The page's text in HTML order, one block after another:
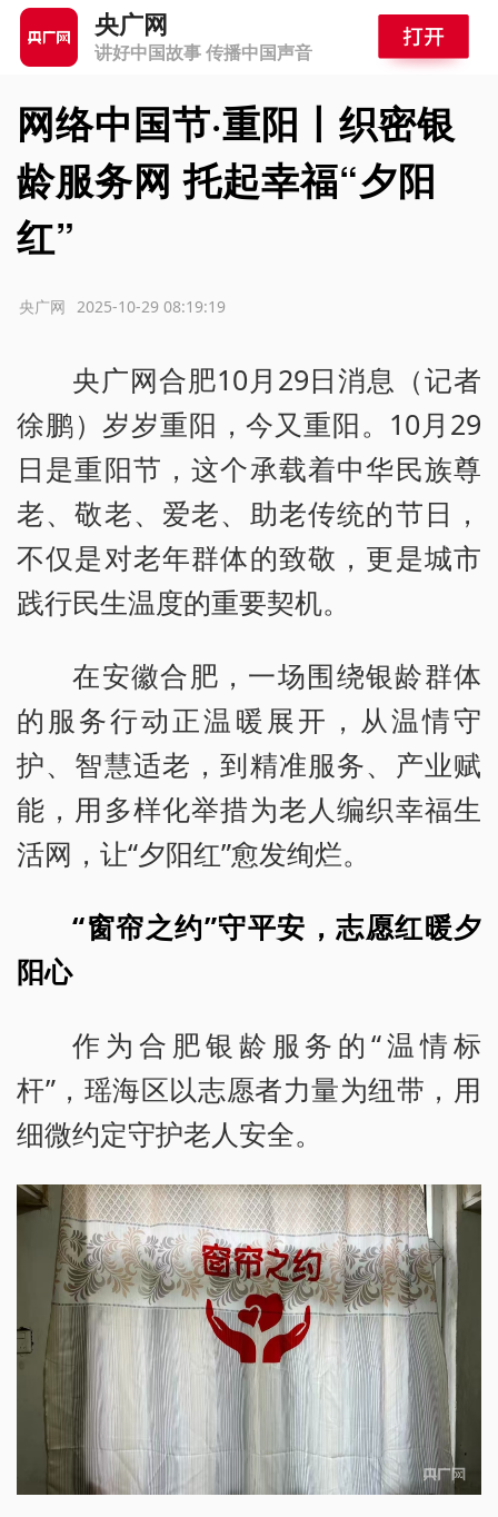
央广网
讲好中国故事 传播中国声音
网络中国节·重阳丨织密银
龄服务网 托起幸福“夕阳
红”
2025-10-29 08:19:19
央广网
央广网合肥10月29日消息（记者
徐鹏）岁岁重阳，今又重阳。10月29
日是重阳节，这个承载着中华民族尊
老、敬老、爱老、助老传统的节日，
不仅是对老年群体的致敬，更是城市
践行民生温度的重要契机。
在安徽合肥，一场围绕银龄群体
的服务行动正温暖展开，从温情守
护、智慧适老，到精准服务、产业赋
能，用多样化举措为老人编织幸福生
活网，让“夕阳红”愈发绚烂。
“窗帘之约”守平安，志愿红暖夕
阳心
作为合肥银龄服务的“温情标
杆”，瑶海区以志愿者力量为纽带，用
细微约定守护老人安全。